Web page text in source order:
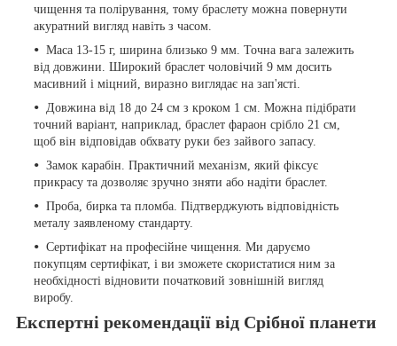
чищення та полірування, тому браслету можна повернути
акуратний вигляд навіть з часом.
Маса 13-15 г, ширина близько 9 мм. Точна вага залежить
від довжини. Широкий браслет чоловічий 9 мм досить
масивний і міцний, виразно виглядає на зап'ясті.
Довжина від 18 до 24 см з кроком 1 см. Можна підібрати
точний варіант, наприклад, браслет фараон срібло 21 см,
щоб він відповідав обхвату руки без зайвого запасу.
Замок карабін. Практичний механізм, який фіксує
прикрасу та дозволяє зручно зняти або надіти браслет.
Проба, бирка та пломба. Підтверджують відповідність
металу заявленому стандарту.
Сертифікат на професійне чищення. Ми даруємо
покупцям сертифікат, і ви зможете скористатися ним за
необхідності відновити початковий зовнішній вигляд
виробу.
Експертні рекомендації від Срібної планети